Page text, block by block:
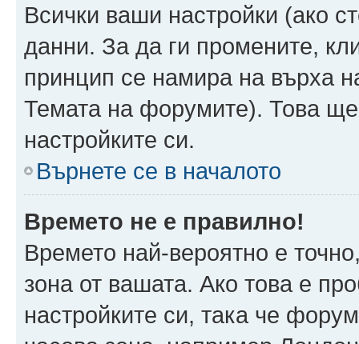
Всички ваши настройки (ако
данни. За да ги промените,
принцип се намира на върха
Темата на форумите). Това
настройките си.
Върнете се в началото
Времето не е правилно!
Времето най-вероятно е
зона от вашата. Ако това е
настройките си, така че